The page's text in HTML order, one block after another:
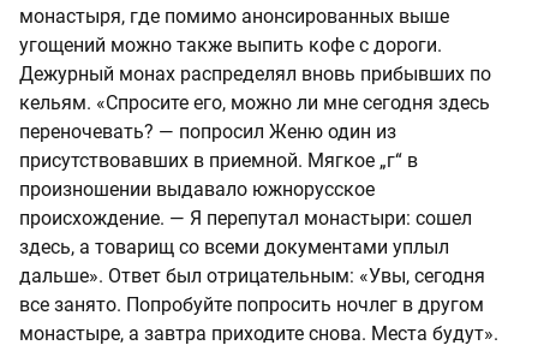
монастыря, где помимо анонсированных выше
угощений можно также выпить кофе с дороги.
Дежурный монах распределял вновь прибывших по
кельям. «Спросите его, можно ли мне сегодня здесь
переночевать? — попросил Женю один из
присутствовавших в приемной. Мягкое „г“ в
произношении выдавало южнорусское
происхождение. — Я перепутал монастыри: сошел
здесь, а товарищ со всеми документами уплыл
дальше». Ответ был отрицательным: «Увы, сегодня
все занято. Попробуйте попросить ночлег в другом
монастыре, а завтра приходите снова. Места будут».